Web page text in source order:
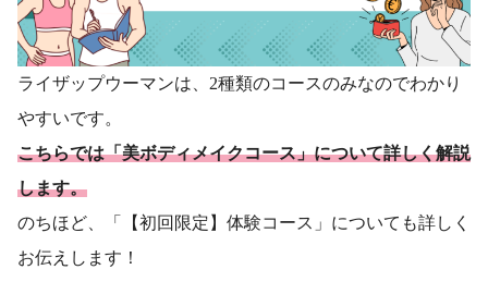
ライザップウーマンは、2種類のコースのみなのでわかり
やすいです。
こちらでは「美ボディメイクコース」について詳しく解説
します。
のちほど、「【初回限定】体験コース」についても詳しく
お伝えします！